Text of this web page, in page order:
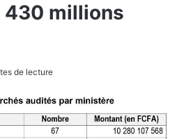
430 millions
de lecture